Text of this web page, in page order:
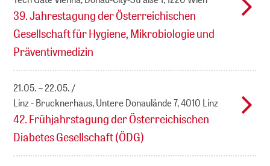
39. Jahrestagung der Österreichischen
Gesellschaft für Hygiene, Mikrobiologie und
Präventivmedizin
21.05. – 22.05.
Linz - Brucknerhaus, Untere Donaulände 7, 4010 Linz
42. Frühjahrstagung der Österreichischen
Diabetes Gesellschaft (ÖDG)